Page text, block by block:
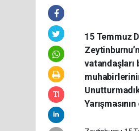
15 Temmuz
vatandaşları